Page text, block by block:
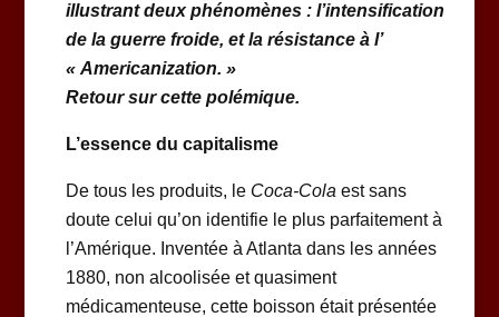
illustrant deux phénomènes : l’intensification
de la guerre froide, et la résistance à l’
« Americanization. »
Retour sur cette polémique.
L’essence du capitalisme
De tous les produits, le Coca-Cola est sans
doute celui qu’on identifie le plus parfaitement à
l’Amérique. Inventée à Atlanta dans les années
1880, non alcoolisée et quasiment
médicamenteuse, cette boisson était présentée